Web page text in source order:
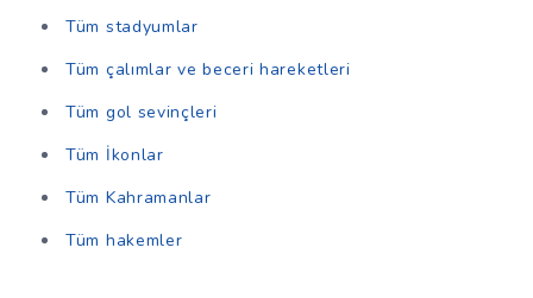
Tüm stadyumlar
Tüm çalımlar ve beceri hareketleri
Tüm gol sevinçleri
Tüm İkonlar
Tüm Kahramanlar
Tüm hakemler